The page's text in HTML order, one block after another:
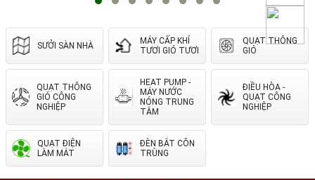
SƯỞI SÀN NHÀ
MÁY CẤP KHÍ
TƯƠI GIÓ TƯƠI
QUẠT THÔNG
GIÓ
QUẠT THÔNG
GIÓ CÔNG
NGHIỆP
HEAT PUMP -
MÁY NƯỚC
NÓNG TRUNG
TÂM
ĐIỀU HÒA -
QUẠT CÔNG
NGHIỆP
QUẠT ĐIỆN
LÀM MÁT
ĐÈN BẮT CÔN
TRÙNG